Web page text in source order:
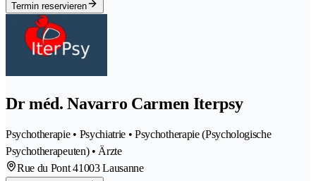
Termin reservieren
Dr méd. Navarro Carmen Iterpsy
Psychotherapie • Psychiatrie • Psychotherapie (Psychologische
Psychotherapeuten) • Ärzte
Rue du Pont 41003 Lausanne